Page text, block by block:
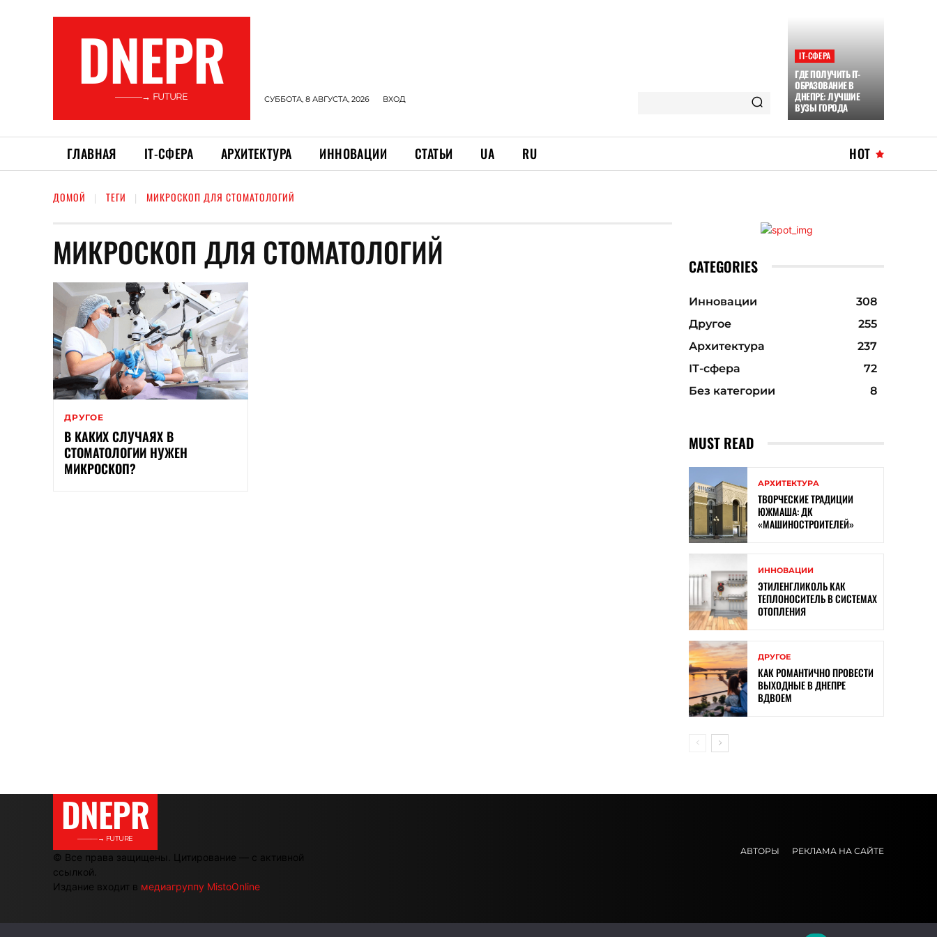
DNEPR
———→ FUTURE СУББОТА, 8 АВГУСТА, 2026 ВХОД
ІТ-СФЕРА
ГДЕ ПОЛУЧИТЬ IT-
ОБРАЗОВАНИЕ В
ДНЕПРЕ: ЛУЧШИЕ
ВУЗЫ ГОРОДА
ГЛАВНАЯ ІТ-СФЕРА АРХИТЕКТУРА ИННОВАЦИИ СТАТЬИ UA RU HOT
ДОМОЙ ТЕГИ МИКРОСКОП ДЛЯ СТОМАТОЛОГИЙ
МИКРОСКОП ДЛЯ СТОМАТОЛОГИЙ
ДРУГОЕ
В КАКИХ СЛУЧАЯХ В
СТОМАТОЛОГИИ НУЖЕН
МИКРОСКОП?
CATEGORIES
Инновации
308
Другое
255
Архитектура
237
ІТ-сфера
72
Без категории
8
MUST READ
АРХИТЕКТУРА
ТВОРЧЕСКИЕ ТРАДИЦИИ
ЮЖМАША: ДК
«МАШИНОСТРОИТЕЛЕЙ»
ИННОВАЦИИ
ЭТИЛЕНГЛИКОЛЬ КАК
ТЕПЛОНОСИТЕЛЬ В СИСТЕМАХ
ОТОПЛЕНИЯ
ДРУГОЕ
КАК РОМАНТИЧНО ПРОВЕСТИ
ВЫХОДНЫЕ В ДНЕПРЕ
ВДВОЕМ
DNEPR
———→ FUTURE
© Все права защищены. Цитирование — с активной
ссылкой.
Издание входит в медиагруппу MistoOnline
АВТОРЫ РЕКЛАМА НА САЙТЕ